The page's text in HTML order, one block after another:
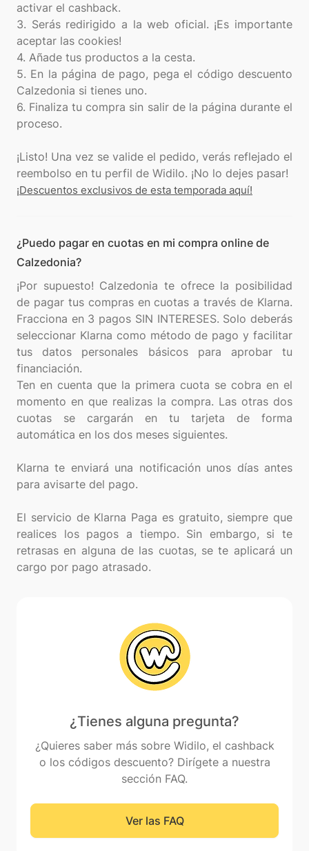
activar el cashback.
3. Serás redirigido a la web oficial. ¡Es importante
aceptar las cookies!
4. Añade tus productos a la cesta.
5. En la página de pago, pega el código descuento
Calzedonia si tienes uno.
6. Finaliza tu compra sin salir de la página durante el
proceso.
¡Listo! Una vez se valide el pedido, verás reflejado el
¡Descuentos exclusivos de esta temporada aquí!
¿Puedo pagar en cuotas en mi compra online de
Calzedonia?
¡Por supuesto! Calzedonia te ofrece la posibilidad
de pagar tus compras en cuotas a través de Klarna.
Fracciona en 3 pagos SIN INTERESES. Solo deberás
seleccionar Klarna como método de pago y facilitar
tus datos personales básicos para aprobar tu
financiación.
Ten en cuenta que la primera cuota se cobra en el
momento en que realizas la compra. Las otras dos
cuotas se cargarán en tu tarjeta de forma
automática en los dos meses siguientes.
Klarna te enviará una notificación unos días antes
para avisarte del pago.
El servicio de Klarna Paga es gratuito, siempre que
realices los pagos a tiempo. Sin embargo, si te
retrasas en alguna de las cuotas, se te aplicará un
¿Tienes alguna pregunta?
¿Quieres saber más sobre Widilo, el cashback
o los códigos descuento? Dirígete a nuestra
sección FAQ.
Ver las FAQ